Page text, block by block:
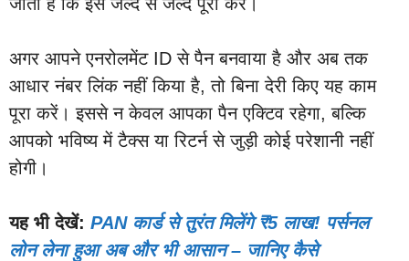
अगर आपने एनरोलमेंट ID से पैन बनवाया है और अब तक
आधार नंबर लिंक नहीं किया है, तो बिना देरी किए यह काम
पूरा करें। इससे न केवल आपका पैन एक्टिव रहेगा, बल्कि
आपको भविष्य में टैक्स या रिटर्न से जुड़ी कोई परेशानी नहीं
होगी।
यह भी देखें: PAN कार्ड से तुरंत मिलेंगे ₹5 लाख! पर्सनल
लोन लेना हुआ अब और भी आसान – जानिए कैसे